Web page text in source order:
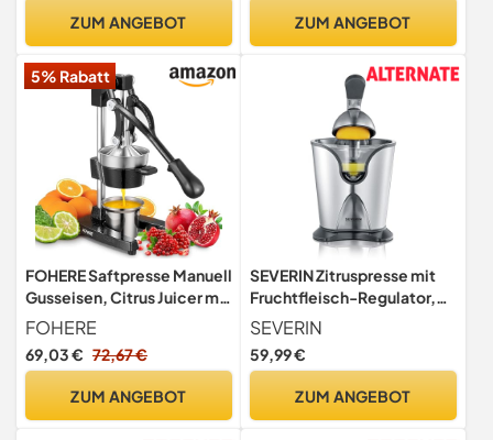
Edelstahl, BPA Frei
ZUM ANGEBOT
Limona, Silber/Gelb,
ZUM ANGEBOT
5% Rabatt
FOHERE Saftpresse Manuell
Gusseisen, Citrus Juicer mit
400ml Becher
FOHERE
69,03 € 72,67 €
ZUM ANGEBOT
SEVERIN Zitruspresse mit
Fruchtfleisch-Regulator,
Orangenpresse garantiert
hohe Ausbeute,
Zitronenpresse per
bedienbar, Edelstahl-
SEVERIN
59,99 €
ZUM ANGEBOT